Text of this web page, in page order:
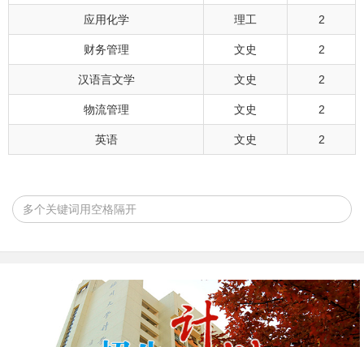
应用化学 理工 2
财务管理 文史 2
汉语言文学 文史 2
物流管理 文史 2
英语 文史 2